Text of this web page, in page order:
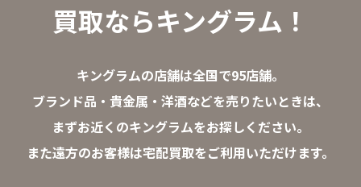
買取ならキングラム！
キングラムの店舗は全国で95店舗。
ブランド品・貴金属・洋酒などを売りたいときは、
まずお近くのキングラムをお探しください。
また遠方のお客様は宅配買取をご利用いただけます。